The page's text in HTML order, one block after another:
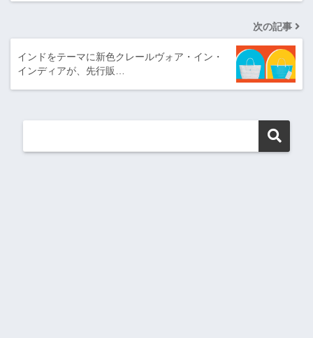
次の記事
インドをテーマに新色クレールヴォア・イン・
インディアが、先行販…